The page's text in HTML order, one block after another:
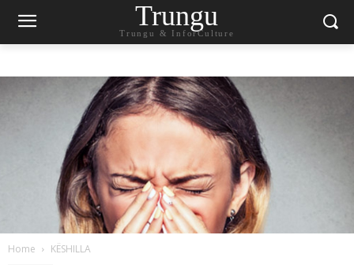
Trungu
Trungu & InforCulture
Home KËSHILLA